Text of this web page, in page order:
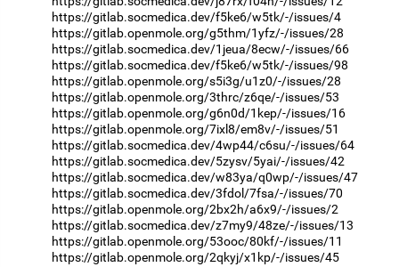
https://gitlab.socmedica.dev/f5ke6/w5tk/-/issues/4
https://gitlab.openmole.org/g5thm/1yfz/-/issues/28
https://gitlab.socmedica.dev/1jeua/8ecw/-/issues/66
https://gitlab.socmedica.dev/f5ke6/w5tk/-/issues/98
https://gitlab.openmole.org/s5i3g/u1z0/-/issues/28
https://gitlab.openmole.org/3thrc/z6qe/-/issues/53
https://gitlab.openmole.org/g6n0d/1kep/-/issues/16
https://gitlab.openmole.org/7ixl8/em8v/-/issues/51
https://gitlab.socmedica.dev/4wp44/c6su/-/issues/64
https://gitlab.socmedica.dev/5zysv/5yai/-/issues/42
https://gitlab.socmedica.dev/w83ya/q0wp/-/issues/47
https://gitlab.socmedica.dev/3fdol/7fsa/-/issues/70
https://gitlab.openmole.org/2bx2h/a6x9/-/issues/2
https://gitlab.socmedica.dev/z7my9/48ze/-/issues/13
https://gitlab.openmole.org/53ooc/80kf/-/issues/11
https://gitlab.openmole.org/2qkyj/x1kp/-/issues/45